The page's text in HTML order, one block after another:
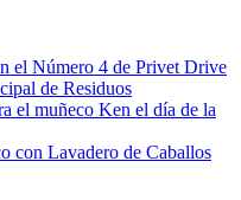
el Número 4 de Privet Drive
de Residuos
el muñeco Ken el día de la
con Lavadero de Caballos